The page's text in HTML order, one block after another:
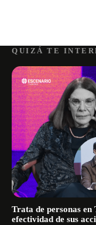
QUIZÁ TE
Trata de personas
efectividad de sus